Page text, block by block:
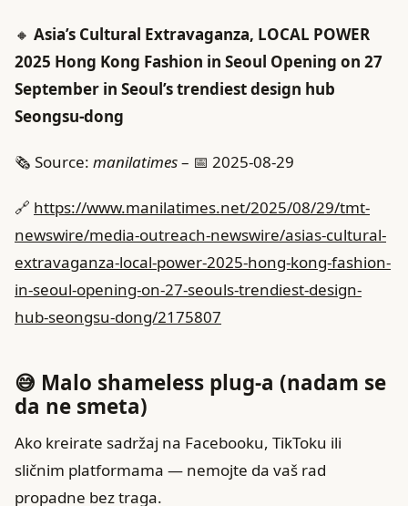
🔸 Asia’s Cultural Extravaganza, LOCAL POWER
2025 Hong Kong Fashion in Seoul Opening on 27
September in Seoul’s trendiest design hub
Seongsu-dong
🗞️ Source: manilatimes– 📅 2025-08-29
🔗 https://www.manilatimes.net/2025/08/29/tmt-
newswire/media-outreach-newswire/asias-cultural-
extravaganza-local-power-2025-hong-kong-fashion-
in-seoul-opening-on-27-seouls-trendiest-design-
hub-seongsu-dong/2175807
😅 Malo shameless plug-a (nadam se
da ne smeta)
Ako kreirate sadržaj na Facebooku, TikToku ili
sličnim platformama — nemojte da vaš rad
propadne bez traga.